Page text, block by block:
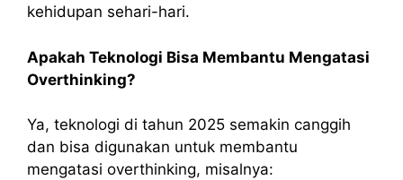
kehidupan sehari-hari.
Apakah Teknologi Bisa Membantu Mengatasi
Overthinking?
Ya, teknologi di tahun 2025 semakin canggih
dan bisa digunakan untuk membantu
mengatasi overthinking, misalnya: